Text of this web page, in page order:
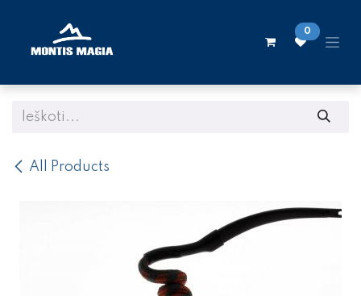
0
All Products